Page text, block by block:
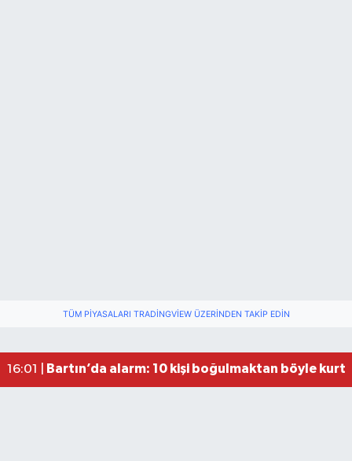
TÜM PIYASALARI TRADINGVIEW ÜZERINDEN TAKIP EDIN
16:01 |
Bartın’da alarm: 10 kişi boğulmaktan böyle